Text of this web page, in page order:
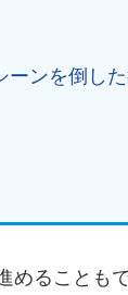
ンを倒した
ることも